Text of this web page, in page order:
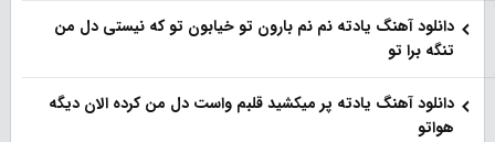
دانلود آهنگ یادته نم نم بارون تو خیابون تو که نیستی دل من
تنگه برا تو
دانلود آهنگ یادته پر میکشید قلبم واست دل من کرده الان دیگه
هواتو